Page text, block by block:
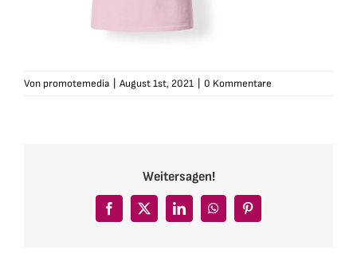
Von promotemedia August 1st, 2021 0 Kommentare
Weitersagen!
Facebook
X LinkedInWhatsAppPinterest